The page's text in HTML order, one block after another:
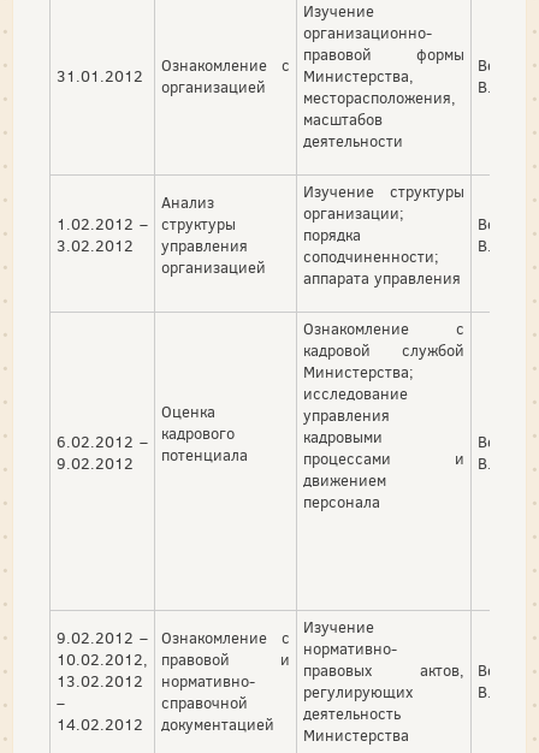
31.01.2012
Ознакомление с
организацией
Изучение
организационно-
правовой формы
Министерства,
месторасположения,
масштабов
деятельности
В. П.
1.02.2012 –
3.02.2012
Анализ
структуры
управления
организацией
Изучение структуры
организации;
порядка
соподчиненности;
аппарата управления
В. П.
6.02.2012 –
9.02.2012
Оценка
кадрового
потенциала
Ознакомление с
кадровой службой
Министерства;
исследование
управления
кадровыми
процессами и
движением
персонала
В. П.
9.02.2012 –
10.02.2012,
13.02.2012
–
14.02.2012
Ознакомление с
правовой и
нормативно-
справочной
документацией
Изучение
нормативно-
правовых актов,
регулирующих
деятельность
Министерства
В. П.